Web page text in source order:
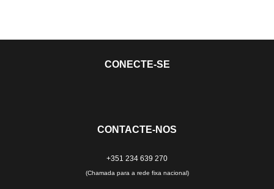
CONECTE-SE
CONTACTE-NOS
+351 234 639 270
(Chamada para a rede fixa nacional)